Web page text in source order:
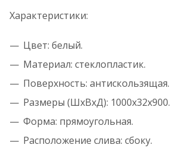
Характеристики:
Цвет: белый.
Материал: стеклопластик.
Поверхность: антискользящая.
Размеры (ШхВхД): 1000x32x900.
Форма: прямоугольная.
Расположение слива: сбоку.